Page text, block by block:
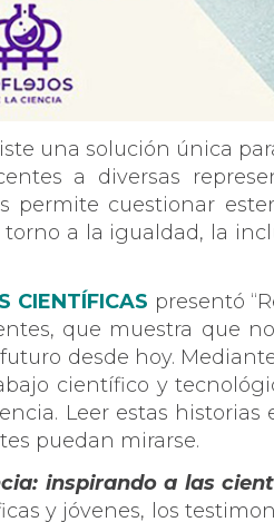
una solución única
a diversas
permite cuestionar
a la igualdad, la
CIENTÍFICAS presentó
que muestra que
desde hoy.
científico y
Leer estas historias
puedan mirarse.
inspirando a las
y jóvenes, los